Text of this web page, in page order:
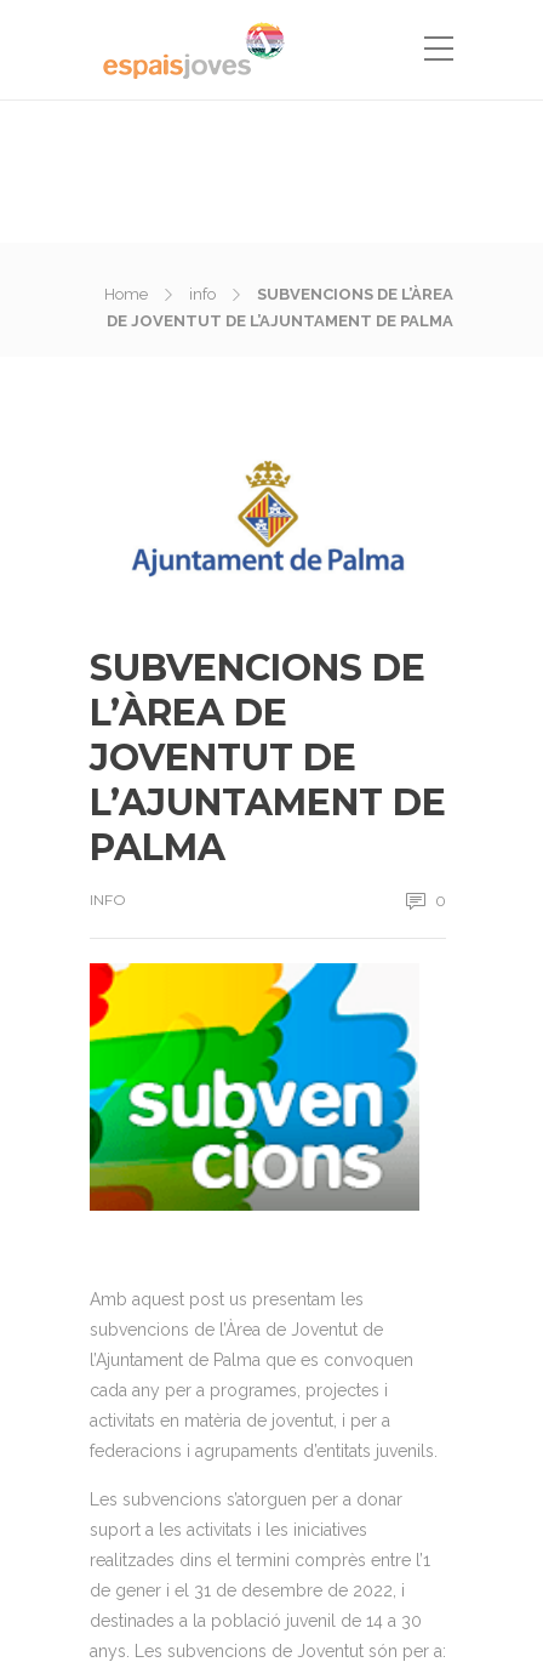
Home info
SUBVENCIONS DE L’ÀREA
DE JOVENTUT DE L’AJUNTAMENT DE PALMA
SUBVENCIONS DE
L’ÀREA DE
JOVENTUT DE
L’AJUNTAMENT DE
PALMA
INFO 0
Amb aquest post us presentam les
subvencions de l’Àrea de Joventut de
l’Ajuntament de Palma que es convoquen
cada any per a programes, projectes i
activitats en matèria de joventut, i per a
federacions i agrupaments d’entitats juvenils.
Les subvencions s’atorguen per a donar
suport a les activitats i les iniciatives
realitzades dins el termini comprès entre l’1
de gener i el 31 de desembre de 2022, i
destinades a la població juvenil de 14 a 30
anys. Les subvencions de Joventut són per a: